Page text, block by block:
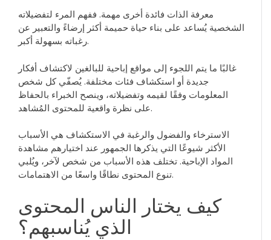
معرفة الذات فائدة أخرى مهمة. ففهم المرء لتفضيلاته
الشخصية يُساعد على بناء حياة حميمة أكثر إرضاءً والتعبير عن
رغباته بسهولة أكبر.
غالبًا ما يتم اللجوء إلى مواقع إباحية للبالغين لاكتشاف أفكار
جديدة أو استكشاف فئات مختلفة. يُصفّي كل شخص
المعلومات وفقًا لقيمه وتفضيلاته، وينصح الخبراء بالحفاظ
على نظرة واقعية للمحتوى المُشاهد.
الاسترخاء والفضول والرغبة في الاستكشاف هي الأسباب
الأكثر شيوعًا التي يذكرها الجمهور عند اختيارهم مشاهدة
المواد الإباحية. تختلف هذه الأسباب من شخص لآخر، ويُلبي
تنوع المحتوى نطاقًا واسعًا من الاهتمامات.
كيف يختار الناس المحتوى
الذي يُناسبهم؟